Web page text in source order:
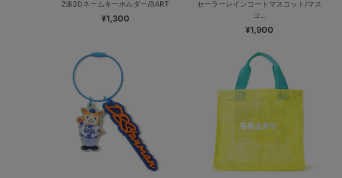
2連3Dネームキーホルダー/BART
¥1,300
セーラーレインコートマスコット/マス
コ...
¥1,900